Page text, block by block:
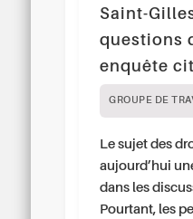
Saint-
questions
enquête
GROUPE DE
Le sujet des
aujourd’hui
dans les
Pourtant, les